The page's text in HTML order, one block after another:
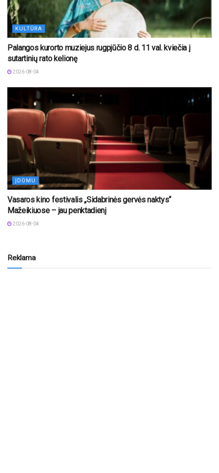
KULTŪRA
Palangos kurorto muziejus rugpjūčio 8 d. 11 val. kviečia į
sutartinių rato kelionę
2026-08-04
ĮDOMU
Vasaros kino festivalis „Sidabrinės gervės naktys“
Mažeikiuose – jau penktadienį
2026-08-04
Reklama